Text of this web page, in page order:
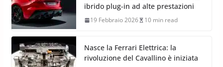
ibrido plug-in ad alte prestazioni
19 Febbraio 2026 10 min read
Nasce la Ferrari Elettrica: la
rivoluzione del Cavallino è iniziata